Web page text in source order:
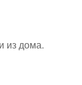
из дома.